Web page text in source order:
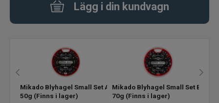
Bly Sänken Vikter
Dropshot Texas Carolina Finessfiske
Lägg i din kundvagn
Mikado Blyhagel Small Set A
50g (Finns i lager)
Mikado Blyhagel Small Set B
70g (Finns i lager)